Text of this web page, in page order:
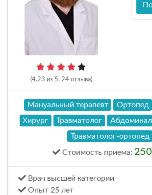
(4.23 из 5, 24 отзыва)
Мануальный терапевт Ортопед
Хирург
Травматолог
Травматолог-ортопед
Стоимость приема:
Врач высшей категории
Опыт 25 лет